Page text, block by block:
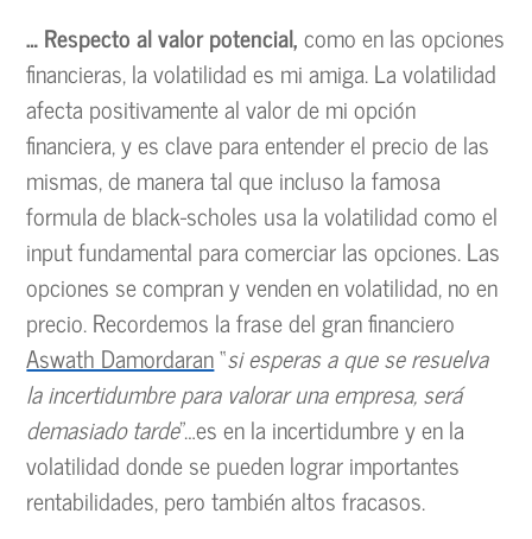
… Respecto al valor potencial,como en las opciones
financieras, la volatilidad es mi amiga. La volatilidad
afecta positivamente al valor de mi opción
financiera, y es clave para entender el precio de las
mismas, de manera tal que incluso la famosa
formula de black-scholes usa la volatilidad como el
input fundamental para comerciar las opciones. Las
opciones se compran y venden en volatilidad, no en
precio. Recordemos la frase del gran financiero
Aswath Damordaran“si esperas a que se resuelva
la incertidumbre para valorar una empresa, será
demasiado tarde”…es en la incertidumbre y en la
volatilidad donde se pueden lograr importantes
rentabilidades, pero también altos fracasos.